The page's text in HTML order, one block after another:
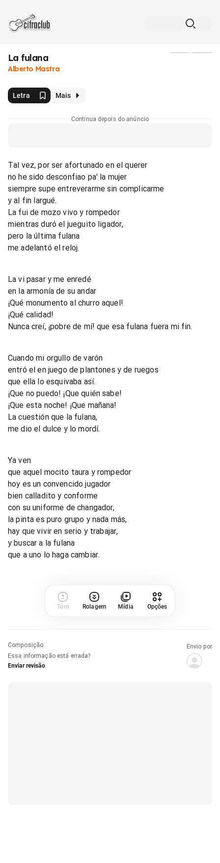
La fulana
Alberto Mastra
Letra Mais
Continua depois do anúncio
Tal vez, por ser afortunado en el querer
no he sido desconfiao pa' la mujer
siempre supe entreverarme sin complicarme
y al fin largué.
La fui de mozo vivo y rompedor
mientras duró el jueguito ligador,
pero la última fulana
me adelantó el reloj.
La vi pasar y me enredé
en la armonía de su andar
¡Qué monumento al churro aquel!
¡Qué calidad!
Nunca creí, ¡pobre de mí! que esa fulana fuera mi fin.
Cuando mi orgullo de varón
entró el en juego de plantones y de ruegos
que ella lo esquivaba así.
¡Que no puedo! ¡Que quién sabe!
¡Que esta noche! ¡Que mañana!
La cuestión que la fulana,
me dio el dulce y lo mordí.
Ya ven
que aquel mocito taura y rompedor
hoy es un convencido jugador
bien calladito y conforme
con su uniforme de changador,
la pinta es puro grupo y nada más,
hay que vivir en serio y trabajar,
y buscar a la fulana
que a uno lo haga cambiar.
Tom Rolagem Mídia Opções
Composição:
Essa informação está errada?
Enviar revisão
Envio por